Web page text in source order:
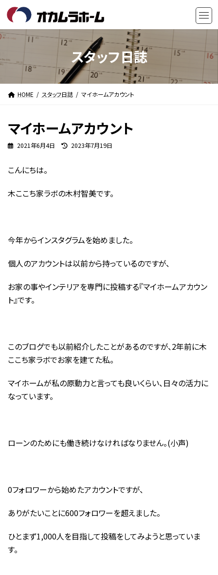
テ
ン
へ
キ
ゲ
ー
ョ
に
スタッフ日誌
HOME スタッフ日誌 マイホームアカウント
マイホームアカウント
2021年6月4日
最
時
:
2023年7月19日
こんにちは。
木ここち家ラボの木村智美です。
今年からインスタグラムを始めました。
個人のアカウントは以前から持っているのですが、
お家の事やインテリアを専門に投稿する『マイホームアカウン
ト』です。
このブログでも以前紹介したことがあるのですが、2年前に木
ここち家ラボでお家を建てた私。
マイホームが私の原動力と言っても良いくらい、日々の活力に
なっています。
ローンのためにも働き続けなければなりません。(小声)
0フォロワーから始めたアカウントですが、
ありがたいことに600フォロワーを超えました。
ひとまず1,000人を目指して投稿をしてみようと思っていま
す。